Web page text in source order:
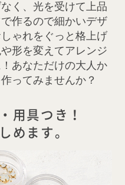
く、光を受けて上品
作るので細かいデザ
ゃれをぐっと格上げ
形を変えてアレンジ
あなただけの大人か
ってみませんか？
用具つき！
めます。